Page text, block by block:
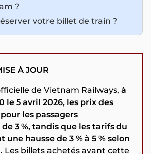
?
votre billet de train ?
À JOUR
de Vietnam Railways, à
le 5 avril 2026, les prix des
les passagers
3 %, tandis que les tarifs du
hausse de 3 % à 5 % selon
. Les billets achetés avant cette